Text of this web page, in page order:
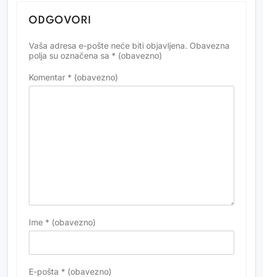
ODGOVORI
Vaša adresa e-pošte neće biti objavljena. Obavezna
polja su označena sa * (obavezno)
Komentar * (obavezno)
Ime * (obavezno)
E-pošta * (obavezno)
Alternative: